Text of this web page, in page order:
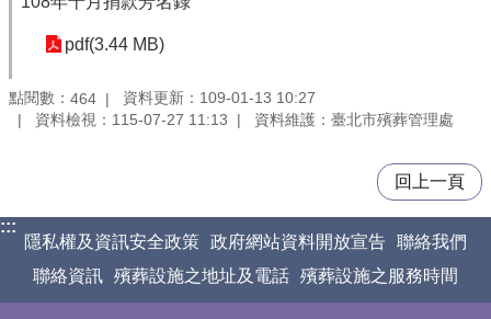
pdf(3.44 MB)
點閱數： 464
資料更新：109-01-13 10:27
資料檢視：115-07-27 11:13
資料維護：臺北市殯葬管理處
回上一頁
:::
隱私權及資訊安全政策 政府網站資料開放宣告 聯絡我們
聯絡資訊 殯葬設施之地址及電話 殯葬設施之服務時間